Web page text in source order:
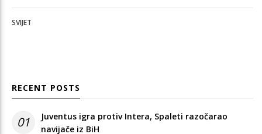
SVIJET
RECENT POSTS
01
Juventus igra protiv Intera, Spaleti razočarao
navijače iz BiH